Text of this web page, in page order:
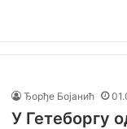
Ђорђе Бојанић
У Гетеборгу